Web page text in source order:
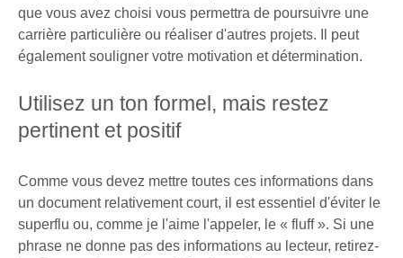
que vous avez choisi vous permettra de poursuivre une
carrière particulière ou réaliser d'autres projets. Il peut
également souligner votre motivation et détermination.
Utilisez un ton formel, mais restez
pertinent et positif
Comme vous devez mettre toutes ces informations dans
un document relativement court, il est essentiel d'éviter le
superflu ou, comme je l'aime l'appeler, le « fluff ». Si une
phrase ne donne pas des informations au lecteur, retirez-